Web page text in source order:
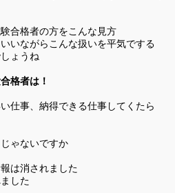
合格者の方をこんな見方
いながらこんな扱いを平気でする
ょうね
格者は！
仕事、納得できる仕事してくたら
ゃないですか
は消されました
した